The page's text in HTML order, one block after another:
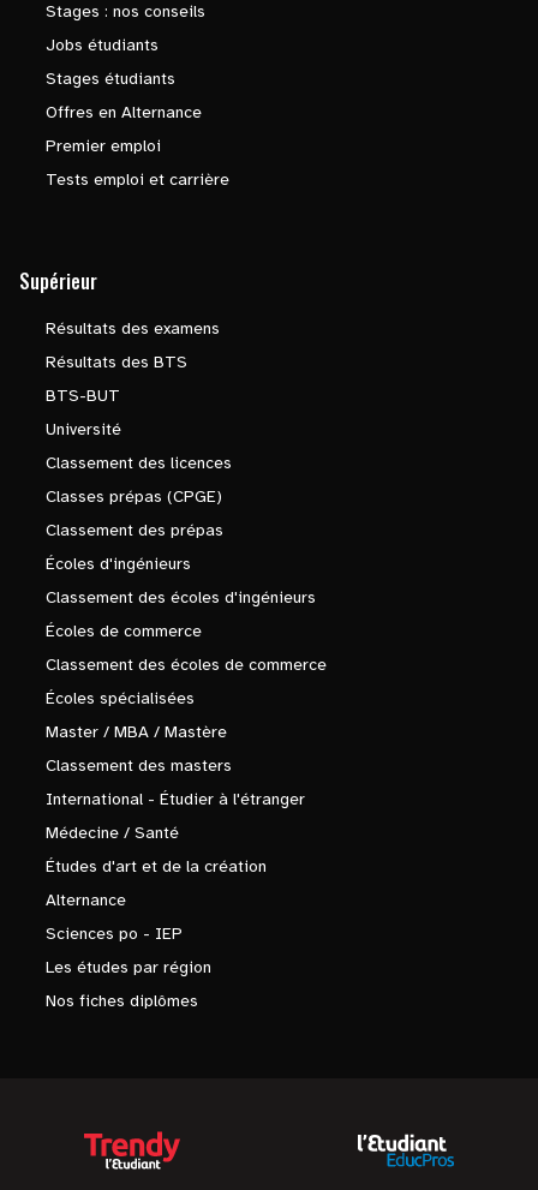
Stages : nos conseils
Jobs étudiants
Stages étudiants
Offres en Alternance
Premier emploi
Tests emploi et carrière
Supérieur
Résultats des examens
Résultats des BTS
BTS-BUT
Université
Classement des licences
Classes prépas (CPGE)
Classement des prépas
Écoles d'ingénieurs
Classement des écoles d'ingénieurs
Écoles de commerce
Classement des écoles de commerce
Écoles spécialisées
Master / MBA / Mastère
Classement des masters
International - Étudier à l'étranger
Médecine / Santé
Études d'art et de la création
Alternance
Sciences po - IEP
Les études par région
Nos fiches diplômes